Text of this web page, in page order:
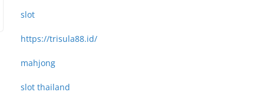
slot
https://trisula88.id/
mahjong
slot thailand